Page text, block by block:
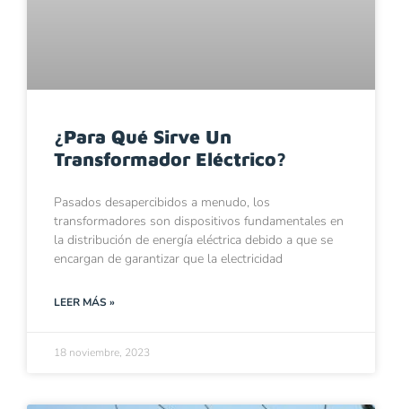
¿Para Qué Sirve Un
Transformador Eléctrico?
Pasados desapercibidos a menudo, los
transformadores son dispositivos fundamentales en
la distribución de energía eléctrica debido a que se
encargan de garantizar que la electricidad
LEER MÁS »
18 noviembre, 2023